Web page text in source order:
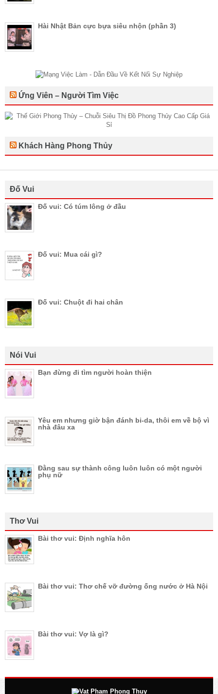
Hài Nhật Bản cực bựa siêu nhộn (phần 3)
Ứng Viên – Người Tìm Việc
Khách Hàng Phong Thủy
Đố Vui
Đố vui: Có túm lông ở đầu
Đố vui: Mua cái gì?
Đố vui: Chuột đi hai chân
Nói Vui
Bạn đừng đi tìm người hoàn thiện
Yêu em nhưng giờ bận đánh bi-da, thôi em về bộ vì
nhà đâu xa
Đằng sau sự thành công luôn luôn có một người
phụ nữ
Thơ Vui
Bài thơ vui: Định nghĩa hôn
Bài thơ vui: Thơ chế vỡ đường ống nước ở Hà Nội
Bài thơ vui: Vợ là gì?